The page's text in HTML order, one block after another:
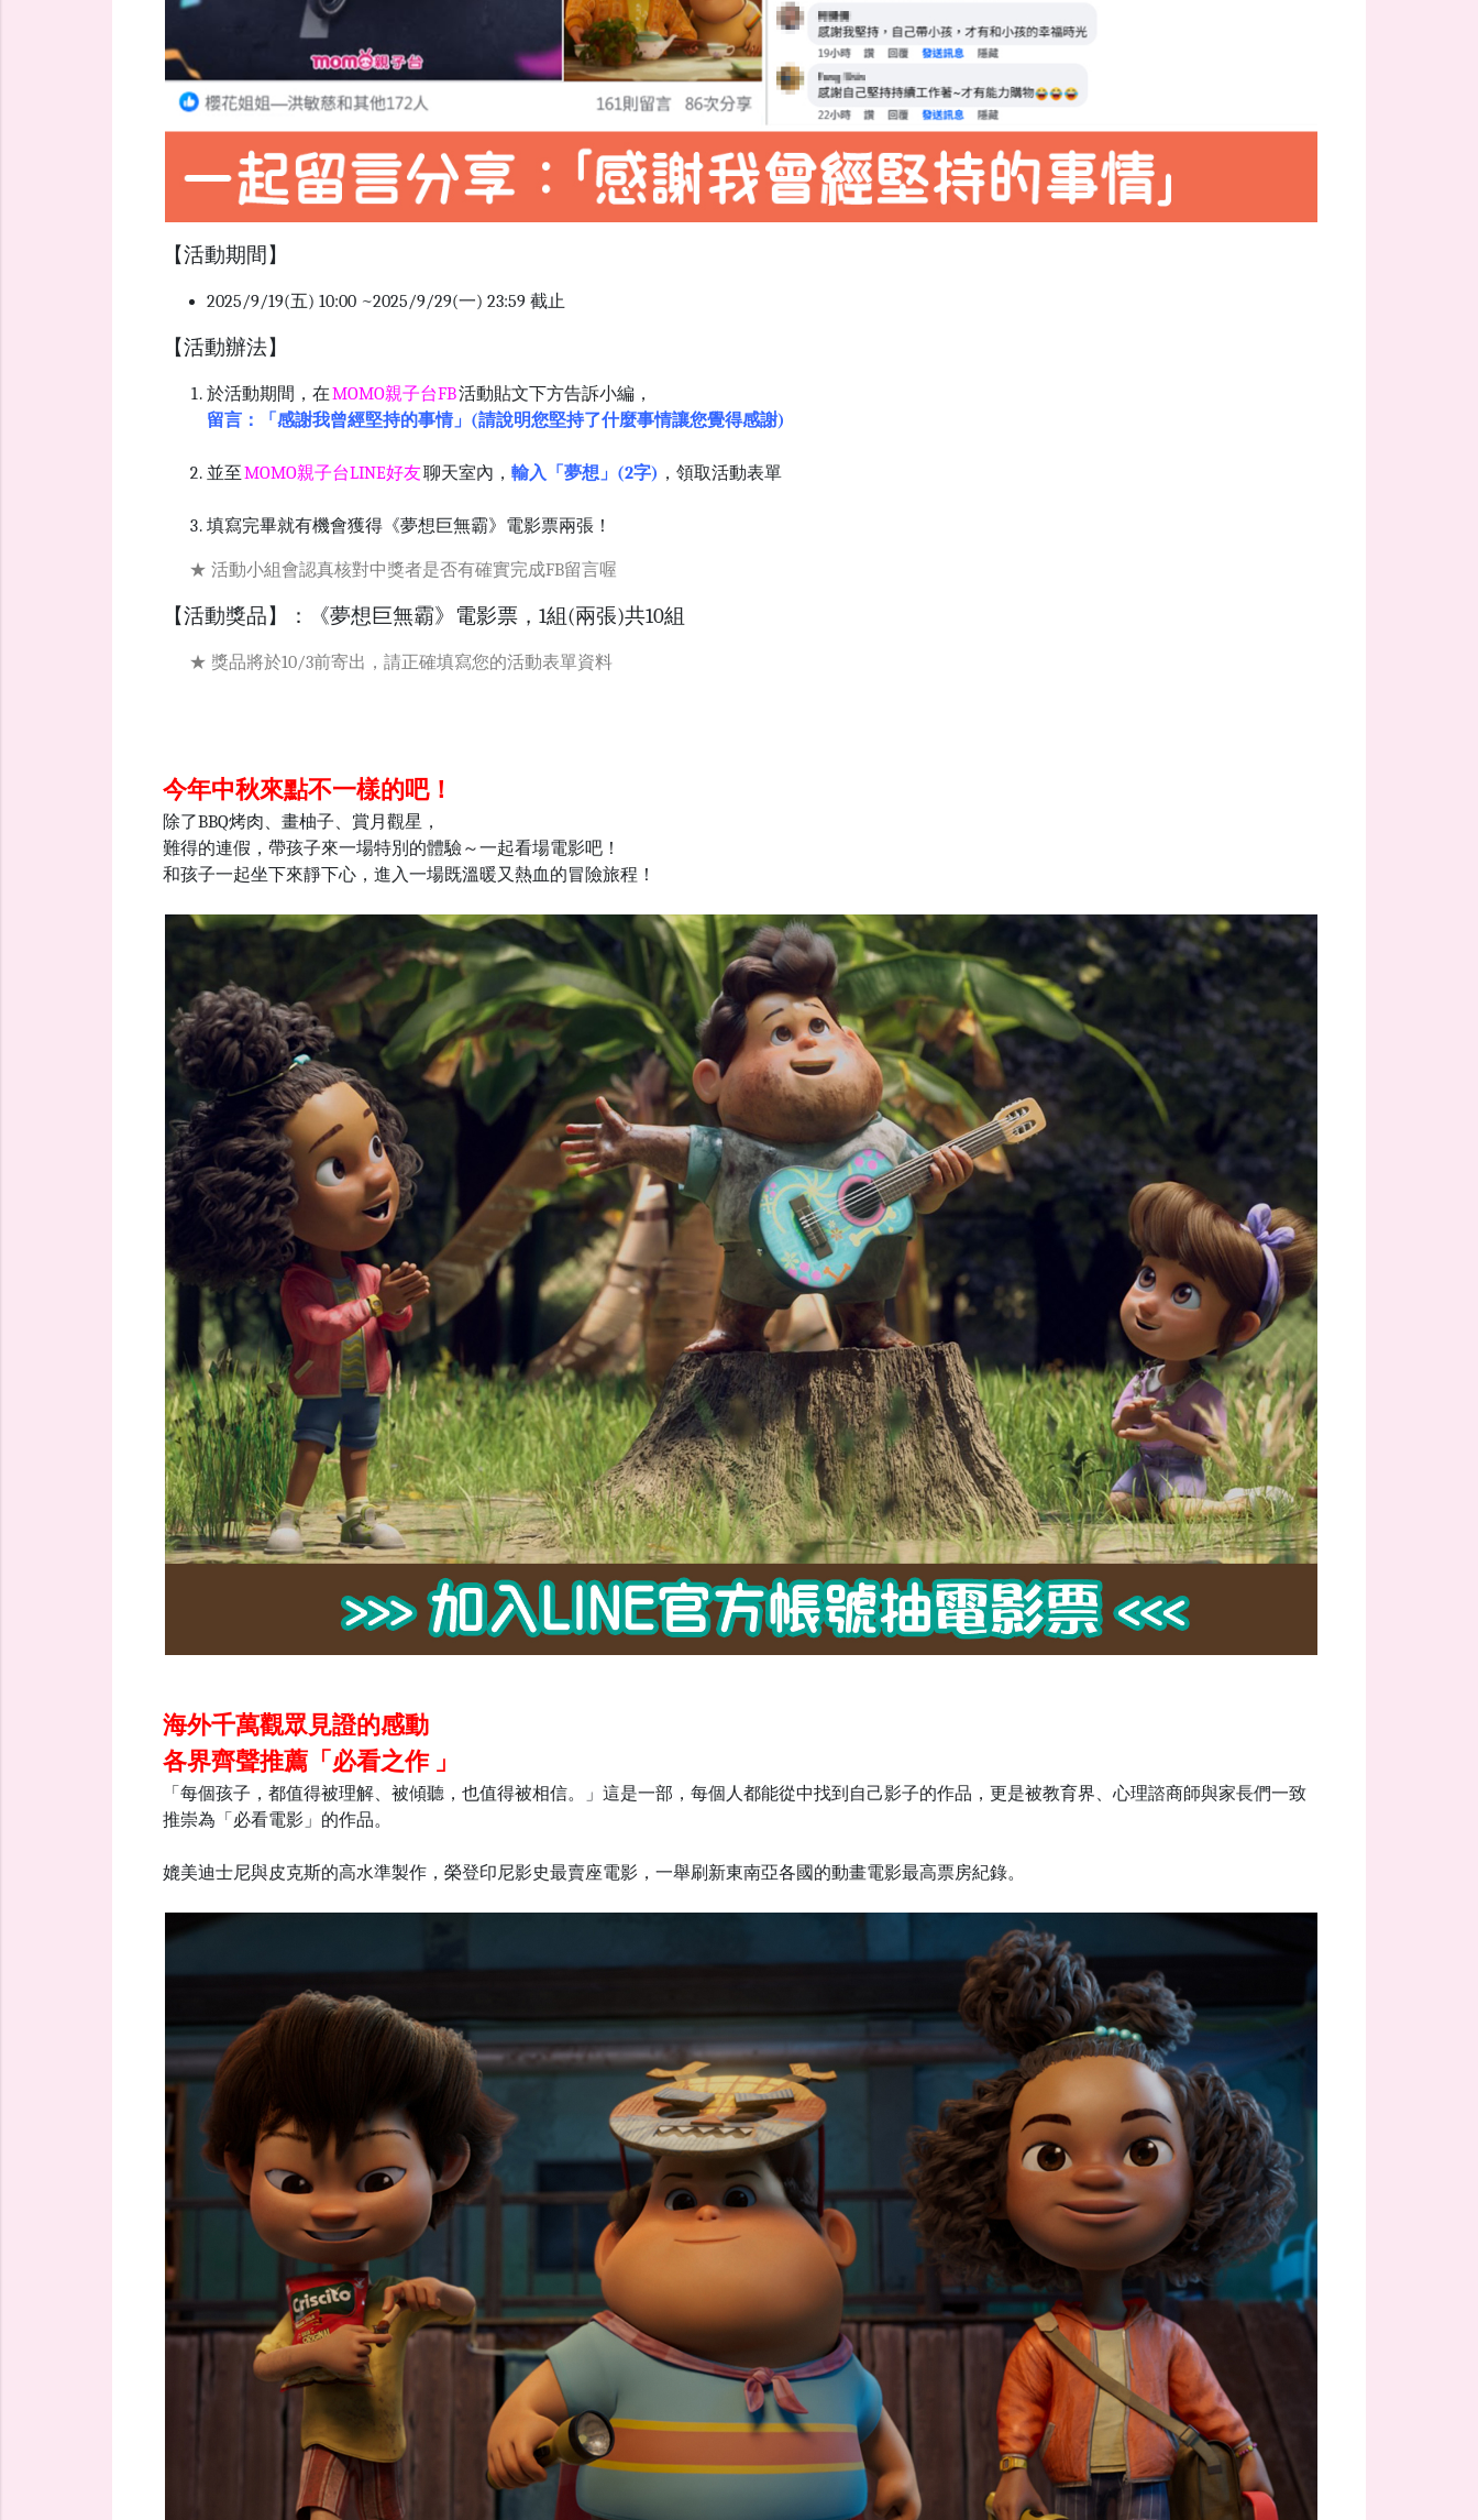
【活動期間】
2025/9/19(五) 10:00 ~2025/9/29(一) 23:59 截止
【活動辦法】
於活動期間，在MOMO親子台FB活動貼文下方告訴小編，
留言：「感謝我曾經堅持的事情」 (請說明您堅持了什麼事情讓您覺得感謝)
並至MOMO親子台LINE好友聊天室內， 輸入「夢想」(2字) ，領取活動表單
填寫完畢就有機會獲得《夢想巨無霸》電影票兩張！
★ 活動小組會認真核對中獎者是否有確實完成FB留言喔
【活動獎品】：《夢想巨無霸》電影票，1組(兩張)共10組
★ 獎品將於10/3前寄出，請正確填寫您的活動表單資料
今年中秋來點不一樣的吧！
除了BBQ烤肉、畫柚子、賞月觀星，
難得的連假，帶孩子來一場特別的體驗～一起看場電影吧！
和孩子一起坐下來靜下心，進入一場既溫暖又熱血的冒險旅程！
海外千萬觀眾見證的感動
各界齊聲推薦「必看之作 」
「每個孩子，都值得被理解、被傾聽，也值得被相信。」這是一部，每個人都能從中找到自己影子的作品，更是被教育界、心理諮商師與家長們一致
推崇為「必看電影」的作品。
媲美迪士尼與皮克斯的高水準製作， 榮登印尼影史最賣座電影，一舉刷新東南亞各國的動畫電影最高票房紀錄。